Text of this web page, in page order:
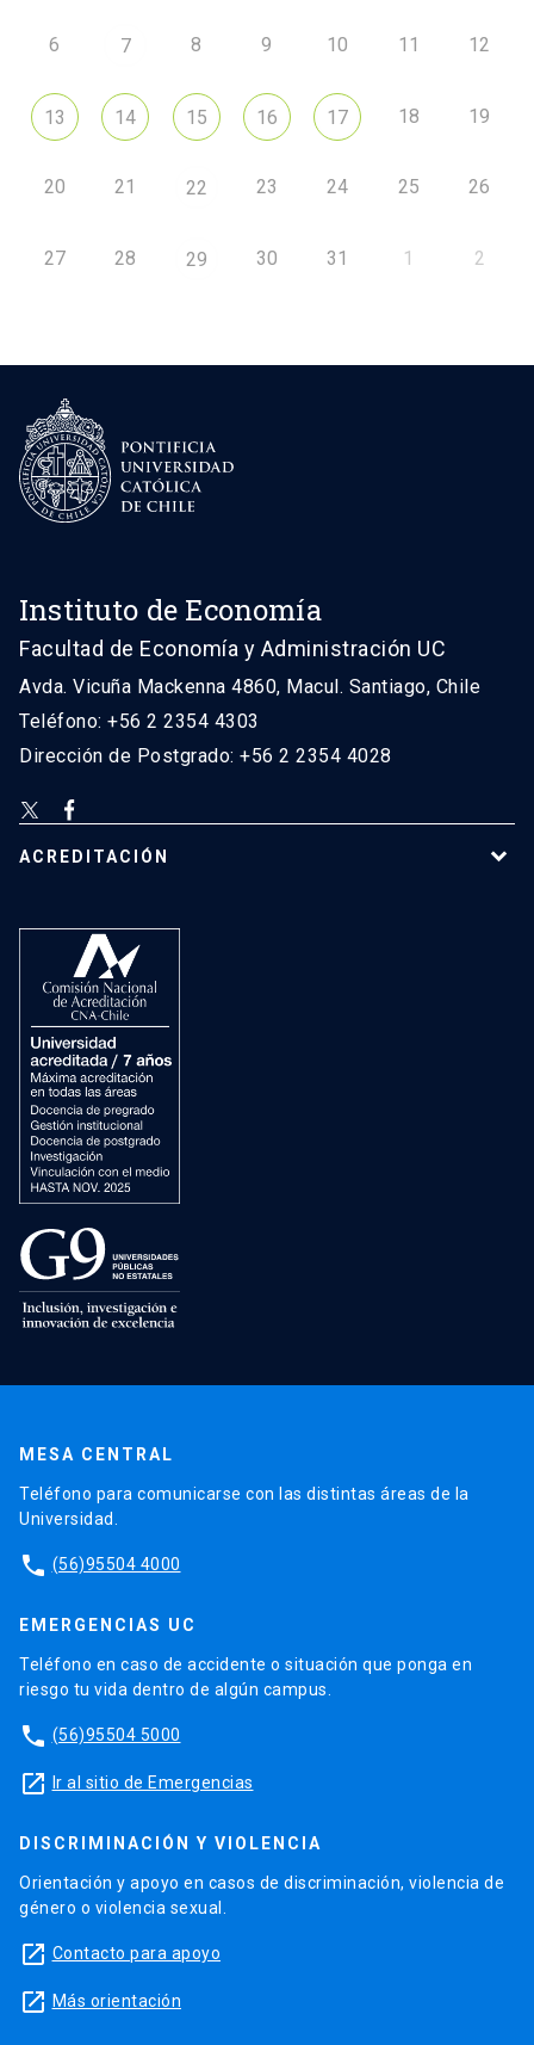
6 7 8 9 10 11 12
13 14 15 16 17 18 19
20 21 22 23 24 25 26
27 28 29 30 31 1 2
Instituto de Economía
Facultad de Economía y Administración UC
Avda. Vicuña Mackenna 4860, Macul. Santiago, Chile
Teléfono: +56 2 2354 4303
Dirección de Postgrado: +56 2 2354 4028
ACREDITACIÓN
MESA CENTRAL
Teléfono para comunicarse con las distintas áreas de la
Universidad.
phone (56)95504 4000
EMERGENCIAS UC
Teléfono en caso de accidente o situación que ponga en
riesgo tu vida dentro de algún campus.
phone (56)95504 5000
launch Ir al sitio de Emergencias
DISCRIMINACIÓN Y VIOLENCIA
Orientación y apoyo en casos de discriminación, violencia de
género o violencia sexual.
launch Contacto para apoyo
launch Más orientación